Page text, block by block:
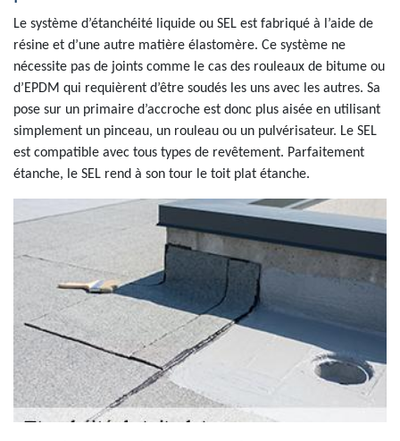
Le système d’étanchéité liquide ou SEL est fabriqué à l’aide de
résine et d’une autre matière élastomère. Ce système ne
nécessite pas de joints comme le cas des rouleaux de bitume ou
d’EPDM qui requièrent d’être soudés les uns avec les autres. Sa
pose sur un primaire d’accroche est donc plus aisée en utilisant
simplement un pinceau, un rouleau ou un pulvérisateur. Le SEL
est compatible avec tous types de revêtement. Parfaitement
étanche, le SEL rend à son tour le toit plat étanche.